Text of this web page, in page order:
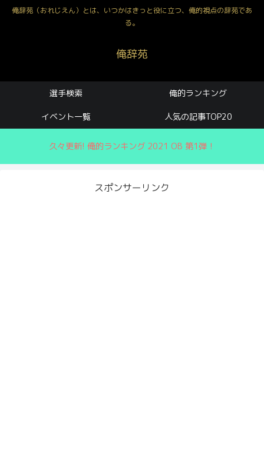
俺辞苑（おれじえん）とは、いつかはきっと役に立つ、俺的視点の辞苑であ
る。
俺辞苑
選手検索 俺的ランキング
イベント一覧 人気の記事TOP20
久々更新! 俺的ランキング 2021 OB 第1弾！
スポンサーリンク